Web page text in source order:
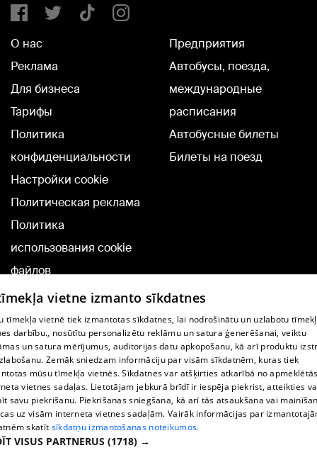
О нас
Реклама
Для бизнеса
Тарифы
Политика
конфиденциальности
Настройки cookie
Политическая реклама
Политика
использования cookie
файлов
Добавление
комментариев
Предприятия
Автобусы, поезда,
международные
расписания
Автобусные билеты
Билеты на поезд
TВ-программа
Условия договора
360 Ziņu kontakti
Helio Media
Служба помощи портала: э-почта -
vietne izmanto sīkdatnes
tīmekļa vietnē tiek izmantotas sīkdatnes, lai nodrošinātu un uzlabotu
darbību., nosūtītu personalizētu reklāmu un satura ģenerēšanai, veiktu
un satura mērījumus, auditorijas datu apkopošanu, kā arī produktu
Zemāk sniedzam informāciju par visām sīkdatnēm, kuras tiek
mūsu tīmekļa vietnēs. Sīkdatnes var atšķirties atkarībā no
vietnes sadaļas. Lietotājam jebkurā brīdī ir iespēja piekrist, atteikties
savu piekrišanu. Piekrišanas sniegšana, kā arī tās atsaukšana vai
uz visām interneta vietnes sadaļām. Vairāk informācijas par
skatīt sīkdatņu izmantošanas noteikumos.
VISUS PARTNERUS (1718) →